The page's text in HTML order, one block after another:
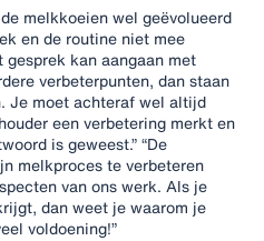
melkkoeien wel geëvolueerd
en de routine niet mee
kan aangaan met
verbeterpunten, dan staan
Je moet achteraf wel altijd
een verbetering merkt en
is geweest.” “De
melkproces te verbeteren
van ons werk. Als je
dan weet je waarom je
voldoening!”